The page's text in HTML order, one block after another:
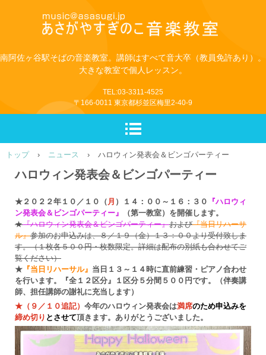
南阿佐ヶ谷駅そばの音楽教室。講師はすべて音大卒（教員免許あり）。
大きな教室で個人レッスン。
TEL:03-3311-4525
〒166-0011 東京都杉並区梅里2-40-9
トップ › ニュース › ハロウィン発表会＆ビンゴパーティー
ハロウィン発表会＆ビンゴパーティー
★２０２２年１０／１０（ 月 ）１４：００～１６：３０
『ハロウィ
ン発表会＆ビンゴパーティー』
（第一教室）を開催します。
★『ハロウィン発表会＆ビンゴパーティー』および『当日リハーサ
ル』参加のお申込みは、８／１９（金）１３：００より受付致しま
す。（１枚各５００円・枚数限定。詳細は配布の別紙も合わせてご
覧ください）
★ 『当日リハーサル』 当日１３～１４時に直前練習・ピアノ合わせ
を行います。『全１２区分』１区分５分間５００円です。（伴奏講
師、担任講師の謝礼に充当します）
★ （９／１０追記） 今年のハロウィン発表会は満席のため申込みを
締め切り とさせて頂きます。 ありがとうございました。